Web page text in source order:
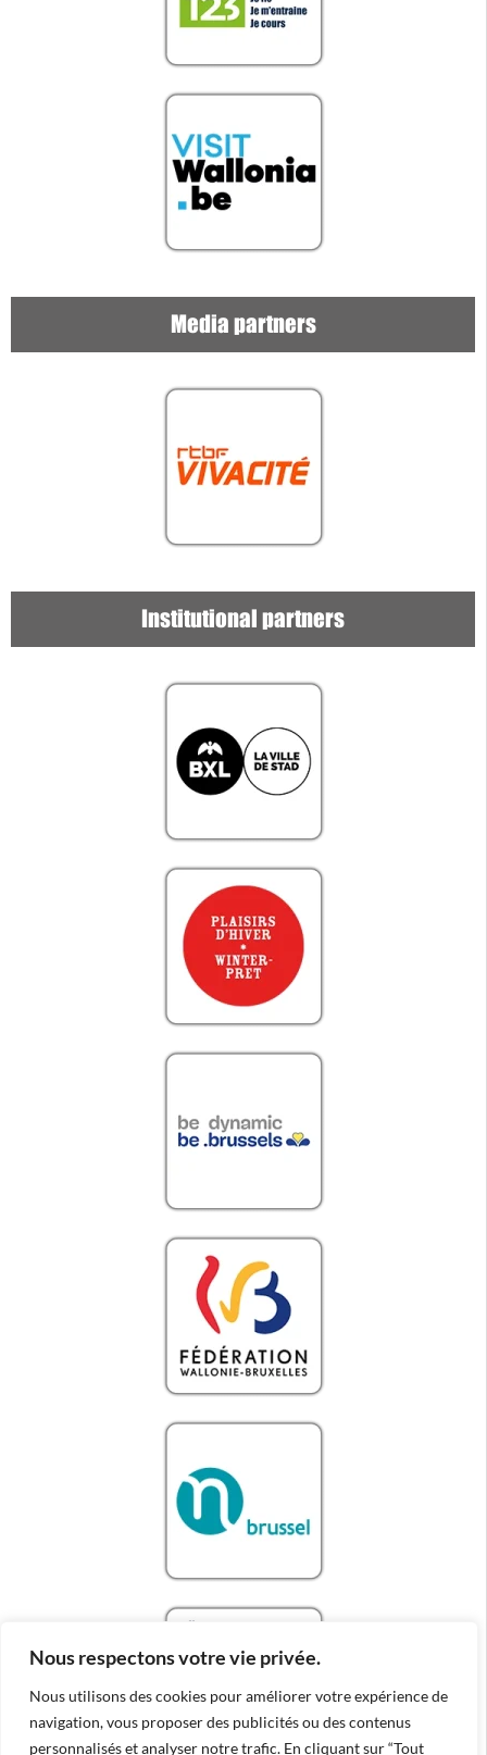
Nous respectons votre vie privée.
Nous utilisons des cookies pour améliorer votre expérience de
navigation, vous proposer des publicités ou des contenus
personnalisés et analyser notre trafic. En cliquant sur “Tout
Media partners
Institutional partners